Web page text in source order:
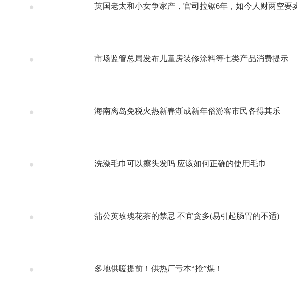
英国老太和小女争家产，官司拉锯6年，如今人财两空要
市场监管总局发布儿童房装修涂料等七类产品消费提示
海南离岛免税火热新春渐成新年俗游客市民各得其乐
洗澡毛巾可以擦头发吗 应该如何正确的使用毛巾
蒲公英玫瑰花茶的禁忌 不宜贪多(易引起肠胃的不适)
多地供暖提前！供热厂亏本“抢”煤！